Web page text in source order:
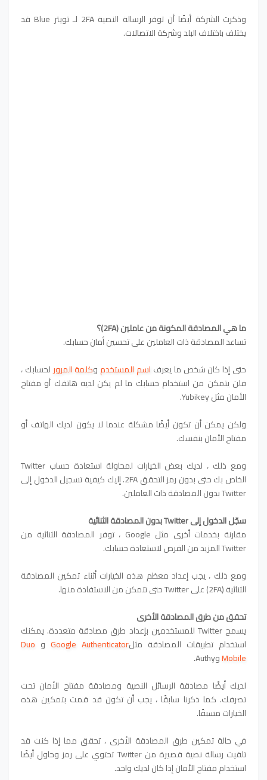
وذكرت الشركة أيضًا أن توفر الرسالة النصية 2FA لـ تويتر Blue قد
يختلف باختلاف البلد وشركة الاتصالات.
ما هي المصادقة المكونة من عاملين (2FA)؟
تساعد المصادقة ذات العاملين على تحسين أمان حسابك.
حتى إذا كان شخص ما يعرف اسم المستخدموكلمة المرور لحسابك ،
فلن يتمكن من استخدام حسابك ما لم يكن لديه هاتفك أو مفتاح
الأمان مثل Yubikey.
ولكن يمكن أن تكون أيضًا مشكلة عندما لا يكون لديك الهاتف أو
مفتاح الأمان بنفسك.
ومع ذلك ، لديك بعض الخيارات لمحاولة استعادة حساب Twitter
الخاص بك حتى بدون رمز التحقق 2FA. إليك كيفية تسجيل الدخول إلى
Twitter بدون المصادقة ذات العاملين.
سجّل الدخول إلى Twitter بدون المصادقة الثنائية
مقارنة بخدمات أخرى مثل Google ، توفر المصادقة الثنائية من
Twitter المزيد من الفرص لاستعادة حسابك.
ومع ذلك ، يجب إعداد معظم هذه الخيارات أثناء تمكين المصادقة
الثنائية (2FA) على Twitter حتى تتمكن من الاستفادة منها.
تحقق من طرق المصادقة الأخرى
يسمح Twitter للمستخدمين بإعداد طرق مصادقة متعددة. يمكنك
استخدام تطبيقات المصادقة مثلGoogle Authenticator و Duo
MobileوAuthy.
لديك أيضًا مصادقة الرسائل النصية ومصادقة مفتاح الأمان تحت
تصرفك. كما ذكرنا سابقًا ، يجب أن تكون قد قمت بتمكين هذه
الخيارات مسبقًا.
في حالة تمكين طرق المصادقة الأخرى ، تحقق مما إذا كنت قد
تلقيت رسالة نصية قصيرة من Twitter تحتوي على رمز وحاول أيضًا
استخدام مفتاح الأمان إذا كان لديك واحد.